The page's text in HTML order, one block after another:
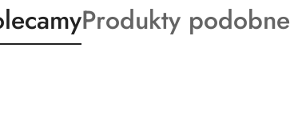
Produkty
o
Produkty podobne